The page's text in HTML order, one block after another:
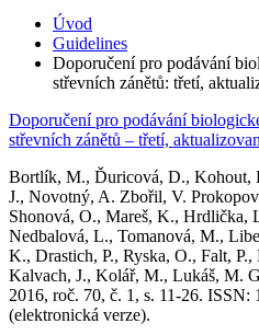
Úvod
Guidelines
Doporučení pro podávání
střevních zánětů: třetí,
Doporučení pro podávání
střevních zánětů – třetí,
Bortlík, M., Ďuricová, D., Kohout,
J., Novotný, A. Zbořil, V.
Shonová, O., Mareš, K., Hrdlička,
Nedbalová, L., Tomanová, M.,
K., Drastich, P., Ryska, O., Falt, P.,
Kalvach, J., Kolář, M., Lukáš, M.
2016, roč. 70, č. 1, s. 11-26. ISSN:
(elektronická verze).